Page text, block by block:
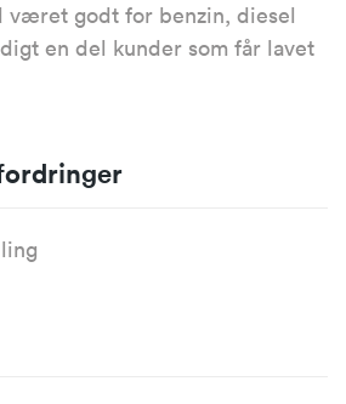
været godt for benzin, diesel
en del kunder som får lavet